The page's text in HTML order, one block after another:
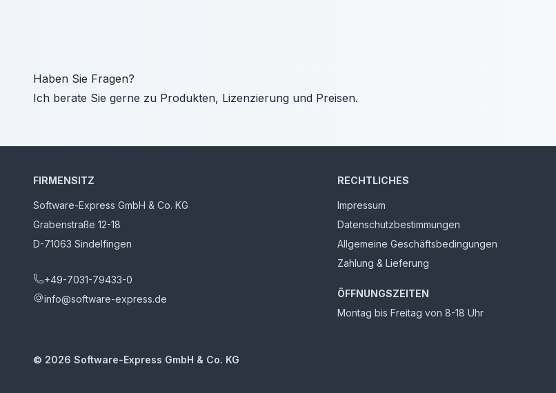
Haben Sie Fragen?
Ich berate Sie gerne zu Produkten, Lizenzierung und Preisen.
FIRMENSITZ
Software-Express GmbH & Co. KG
Grabenstraße 12-18
D-71063 Sindelfingen
+49-7031-79433-0
info@software-express.de
RECHTLICHES
Impressum
Datenschutzbestimmungen
Allgemeine Geschäftsbedingungen
Zahlung & Lieferung
ÖFFNUNGSZEITEN
Montag bis Freitag von 8-18 Uhr
© 2026 Software-Express GmbH & Co. KG